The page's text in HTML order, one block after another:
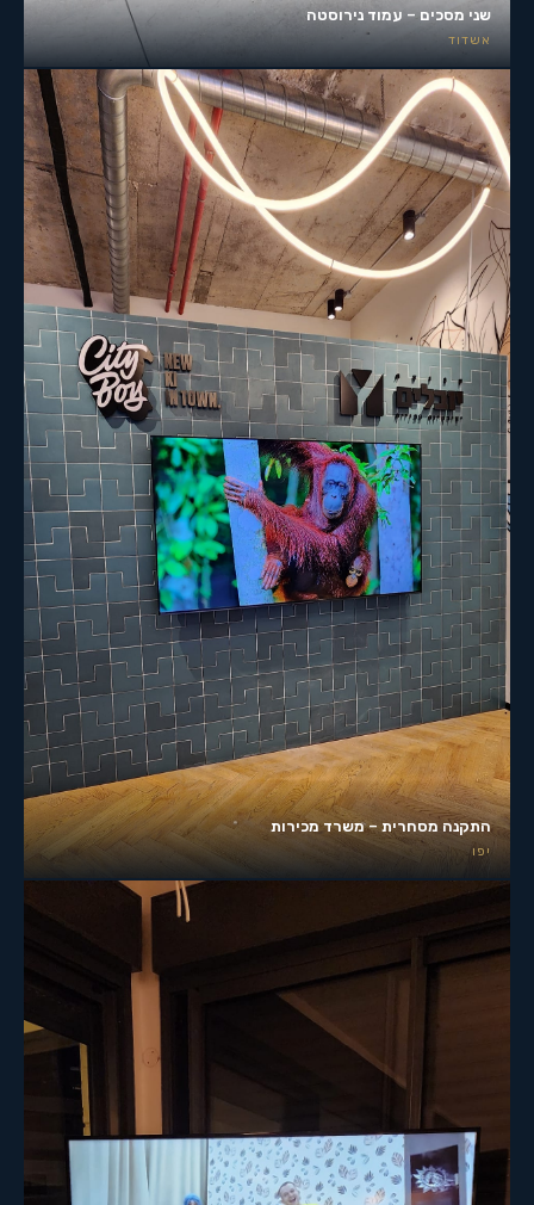
שני מסכים – עמוד נירוסטה
אשדוד
התקנה מסחרית – משרד מכירות
יפו